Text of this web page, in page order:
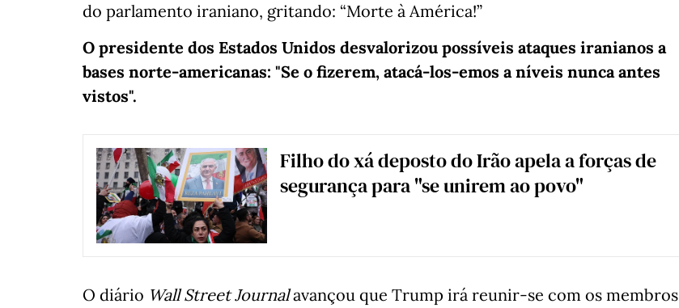
do parlamento iraniano, gritando: “Morte à América!”
O presidente dos Estados Unidos desvalorizou possíveis ataques iranianos a
bases norte-americanas: "Se o fizerem, atacá-los-emos a níveis nunca antes
vistos".
Filho do xá deposto do Irão apela a forças de
segurança para "se unirem ao povo"
O diário Wall Street Journalavançou que Trump irá reunir-se com os membros